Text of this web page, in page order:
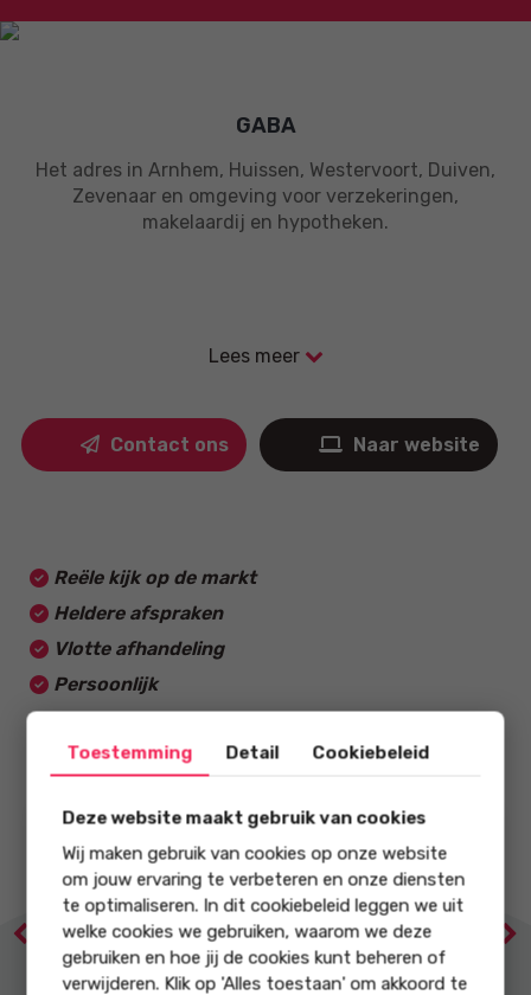
GABA
Het adres in Arnhem, Huissen, Westervoort, Duiven,
Zevenaar en omgeving voor verzekeringen,
makelaardij en hypotheken.
Lees meer
Contact ons Naar website
Reële kijk op de markt
Heldere afspraken
Vlotte afhandeling
Persoonlijk
9.5
onze score op
Voldoende
kennis vergeven
9
onze score op
Lokale
marktkennis
Previous
Toestemming Detail Cookiebeleid
Deze website maakt gebruik van cookies
Wij maken gebruik van cookies op onze website
om jouw ervaring te verbeteren en onze diensten
te optimaliseren. In dit cookiebeleid leggen we uit
welke cookies we gebruiken, waarom we deze
gebruiken en hoe jij de cookies kunt beheren of
verwijderen. Klik op 'Alles toestaan' om akkoord te